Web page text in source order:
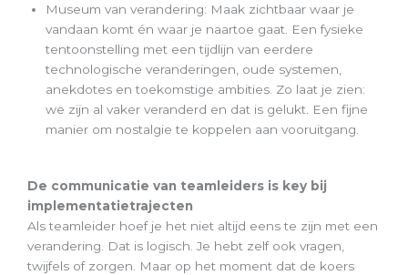
Museum van verandering: Maak zichtbaar waar je
vandaan komt én waar je naartoe gaat. Een fysieke
tentoonstelling met een tijdlijn van eerdere
technologische veranderingen, oude systemen,
anekdotes en toekomstige ambities. Zo laat je zien:
we zijn al vaker veranderd en dat is gelukt. Een fijne
manier om nostalgie te koppelen aan vooruitgang.
De communicatie van teamleiders is key bij
implementatietrajecten
Als teamleider hoef je het niet altijd eens te zijn met een
verandering. Dat is logisch. Je hebt zelf ook vragen,
twijfels of zorgen. Maar op het moment dat de koers